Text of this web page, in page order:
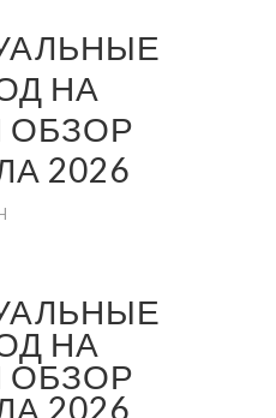
НА
ОБЗОР
2026
НА
ОБЗОР
2026